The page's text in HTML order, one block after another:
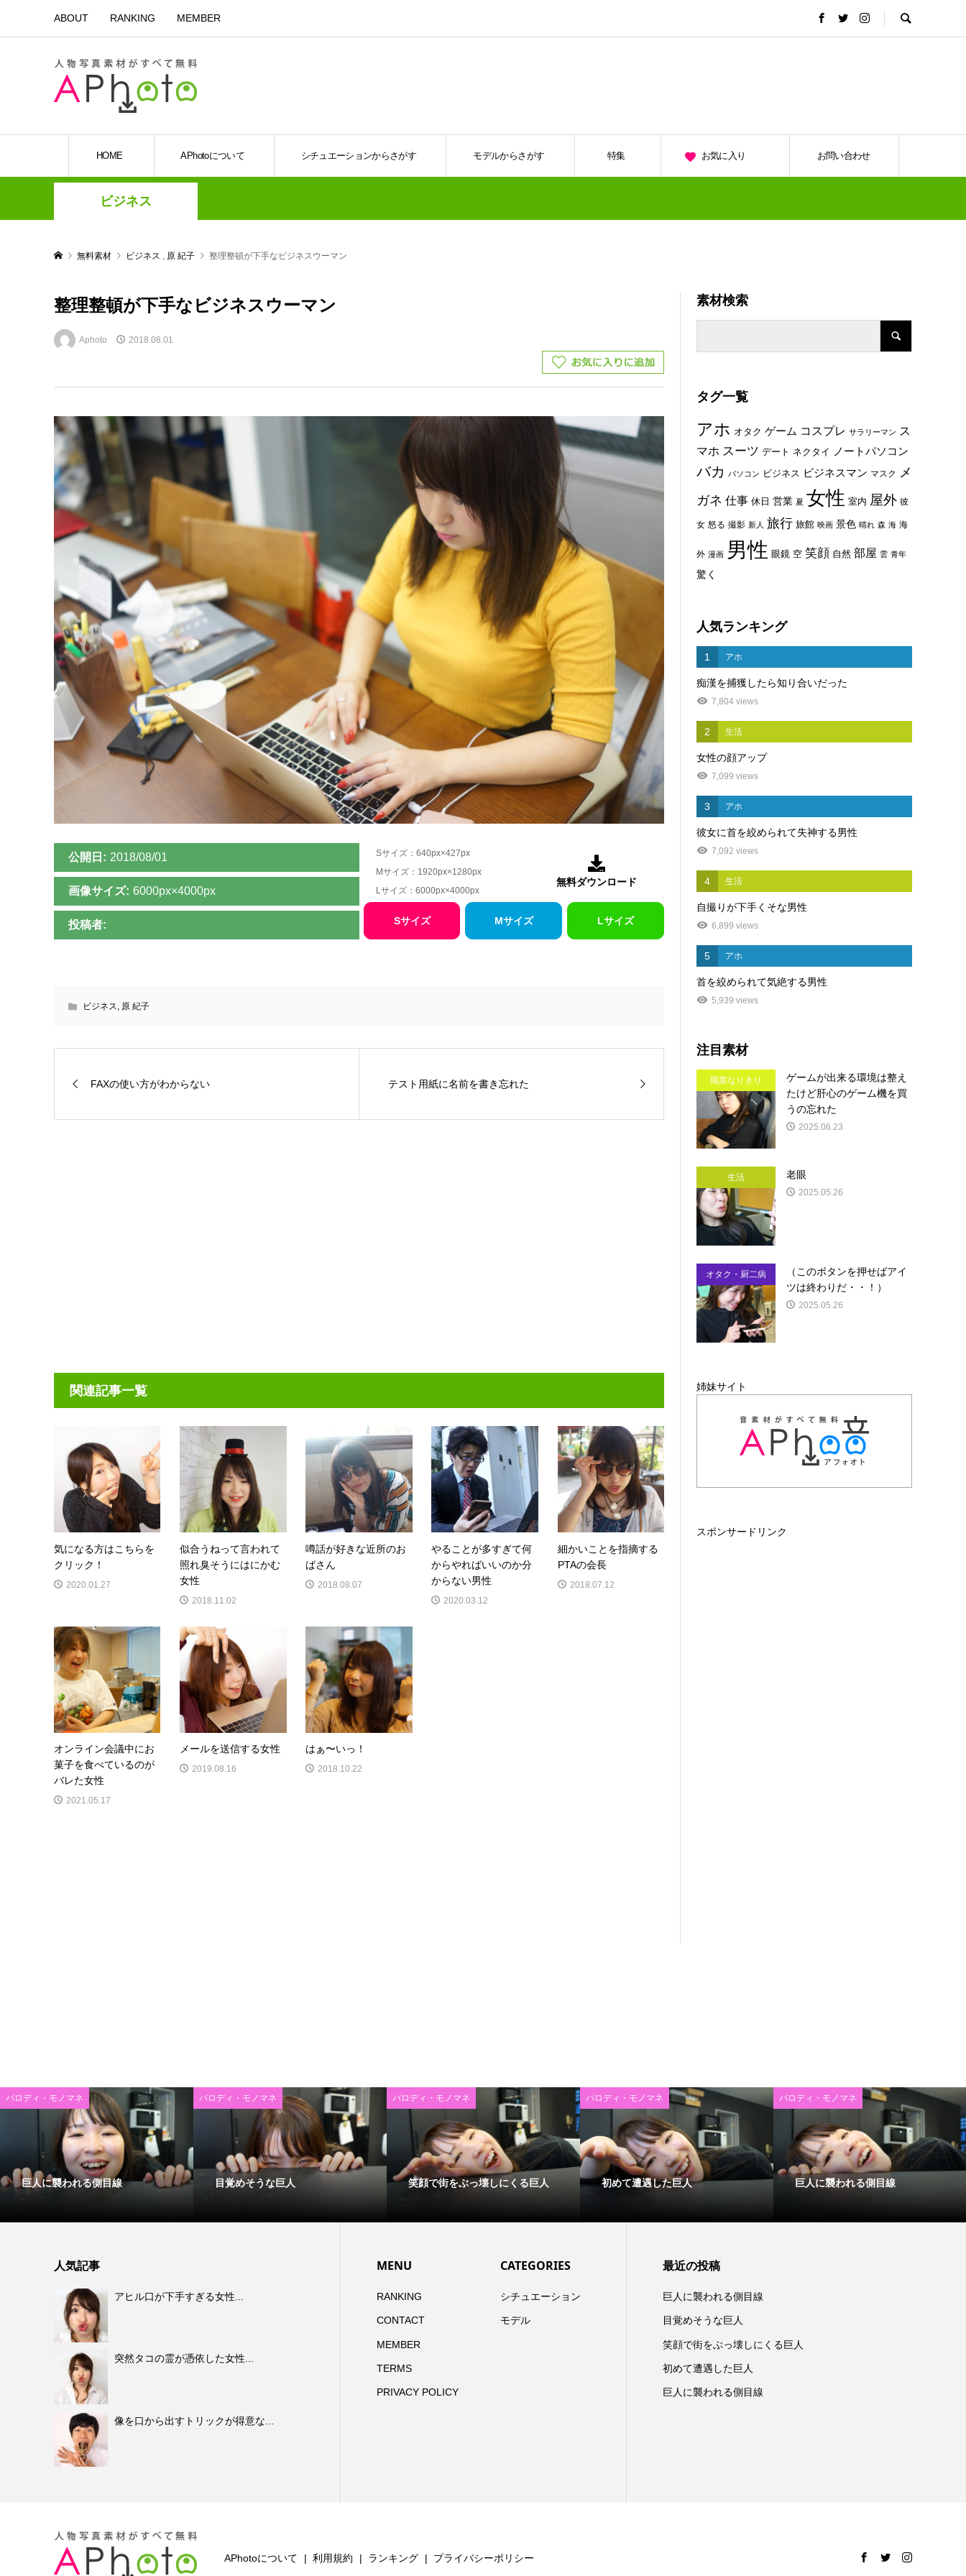
ABOUT RANKING MEMBER
HOME APhotoについて シチュエーションからさがす モデルからさがす 特集 お気に入り お問い合わせ
ビジネス
無料素材 ビジネス , 原 紀子 整理整頓が下手なビジネスウーマン
整理整頓が下手なビジネスウーマン
Aphoto 2018.08.01
公開日: 2018/08/01
画像サイズ: 6000px×4000px
投稿者:
Sサイズ：640px×427px
Mサイズ：1920px×1280px
Lサイズ：6000px×4000px

無料ダウンロード
Sサイズ Mサイズ Lサイズ
ビジネス 原 紀子
FAXの使い方がわからない テスト用紙に名前を書き忘れた
関連記事一覧
気になる方はこちらを
クリック！
2020.01.27
似合うねって言われて
照れ臭そうにはにかむ
女性
2018.11.02
噂話が好きな近所のお
ばさん
2018.08.07
やることが多すぎて何
からやればいいのか分
からない男性
2020.03.12
細かいことを指摘する
PTAの会長
2018.07.12
オンライン会議中にお
菓子を食べているのが
バレた女性
2021.05.17
メールを送信する女性
2019.08.16
はぁ〜いっ！
2018.10.22
素材検索
タグ一覧
アホ オタク ゲーム コスプレ サラリーマン ス
マホ スーツ デート ネクタイ ノートパソコン
バカ パソコン ビジネス ビジネスマン マスク メ
ガネ 仕事 休日 営業 夏 女性 室内 屋外 彼
女 怒る 撮影 新人 旅行 旅館 映画 景色 晴れ 森 海 海
外 漫画 男性 眼鏡 空 笑顔 自然 部屋 雲 青年
驚く
人気ランキング
1 アホ
痴漢を捕獲したら知り合いだった
7,804 views
2 生活
女性の顔アップ
7,099 views
3 アホ
彼女に首を絞められて失神する男性
7,092 views
4 生活
自撮りが下手くそな男性
6,899 views
5 アホ
首を絞められて気絶する男性
5,939 views
注目素材
職業なりきり
ゲームが出来る環境は整え
たけど肝心のゲーム機を買
うの忘れた
2025.06.23
生活 老眼
2025.05.26
オタク・厨二病
（このボタンを押せばアイ
ツは終わりだ・・！）
2025.05.26
姉妹サイト
スポンサードリンク
パロディ・モノマネ
巨人に襲われる側目線
パロディ・モノマネ
目覚めそうな巨人
パロディ・モノマネ
笑顔で街をぶっ壊しにくる巨人
パロディ・モノマネ
初めて遭遇した巨人
パロディ・モノマネ
巨人に襲われる側目線
人気記事
アヒル口が下手すぎる女性...
突然タコの霊が憑依した女性...
像を口から出すトリックが得意な...
MENU
RANKING
CONTACT
MEMBER
TERMS
PRIVACY POLICY
CATEGORIES
シチュエーション
モデル
最近の投稿
巨人に襲われる側目線
目覚めそうな巨人
笑顔で街をぶっ壊しにくる巨人
初めて遭遇した巨人
巨人に襲われる側目線
APhotoについて 利用規約 ランキング プライバシーポリシー